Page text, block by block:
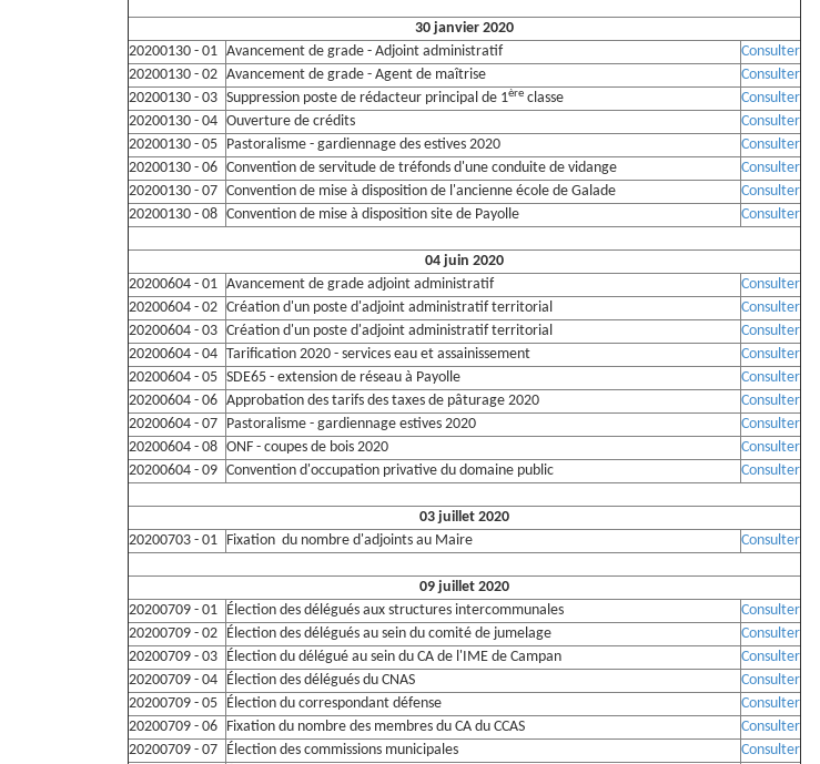
30 janvier 2020
20200130 - 01 Avancement de grade - Adjoint administratif
Consulter
20200130 - 02 Avancement de grade - Agent de maîtrise
Consulter
20200130 - 03 Suppression poste de rédacteur principal de 1ère classe
Consulter
20200130 - 04 Ouverture de crédits
Consulter
20200130 - 05 Pastoralisme - gardiennage des estives 2020
Consulter
20200130 - 06 Convention de servitude de tréfonds d'une conduite de vidange
Consulter
20200130 - 07 Convention de mise à disposition de l'ancienne école de Galade
Consulter
20200130 - 08 Convention de mise à disposition site de Payolle Consulter
04 juin 2020
20200604 - 01 Avancement de grade adjoint administratif
Consulter
20200604 - 02 Création d'un poste d'adjoint administratif territorial
Consulter
20200604 - 03 Création d'un poste d'adjoint administratif territorial
Consulter
20200604 - 04 Tarification 2020 - services eau et assainissement
Consulter
20200604 - 05 SDE65 - extension de réseau à Payolle
Consulter
20200604 - 06 Approbation des tarifs des taxes de pâturage 2020
Consulter
20200604 - 07 Pastoralisme - gardiennage estives 2020
Consulter
20200604 - 08 ONF - coupes de bois 2020
Consulter
20200604 - 09 Convention d'occupation privative du domaine public Consulter
03 juillet 2020
20200703 - 01 Fixation du nombre d'adjoints au Maire Consulter
09 juillet 2020
20200709 - 01 Élection des délégués aux structures intercommunales
Consulter
20200709 - 02 Élection des délégués au sein du comité de jumelage
Consulter
20200709 - 03 Élection du délégué au sein du CA de l'IME de Campan
Consulter
20200709 - 04 Élection des délégués du CNAS
Consulter
20200709 - 05 Élection du correspondant défense
Consulter
20200709 - 06 Fixation du nombre des membres du CA du CCAS
Consulter
20200709 - 07 Élection des commissions municipales
Consulter